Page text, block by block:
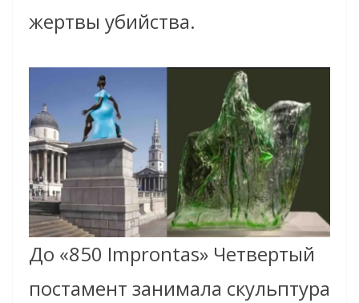
жертвы убийства.
До «850 Improntas» Четвертый
постамент занимала скульптура